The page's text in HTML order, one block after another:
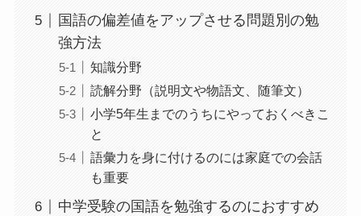
国語の偏差値をアップさせる問題別の勉
強方法
知識分野
読解分野（説明文や物語文、随筆文）
小学5年生までのうちにやっておくべきこ
と
語彙力を身に付けるのには家庭での会話
も重要
中学受験の国語を勉強するのにおすすめ